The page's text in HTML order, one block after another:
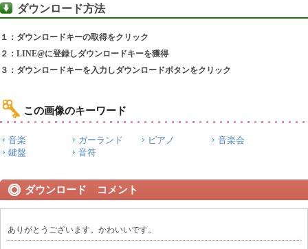
ダウンロード方法
１：ダウンロードキーの取得をクリック
２：LINE@に登録しダウンロードキーを獲得
３：ダウンロードキーを入力しダウンロードボタンをクリック
この画像のキーワード
音楽 ガーランド ピアノ
音楽会
鍵盤
音符
ダウンロード コメント
ありがとうございます。かわいいです。